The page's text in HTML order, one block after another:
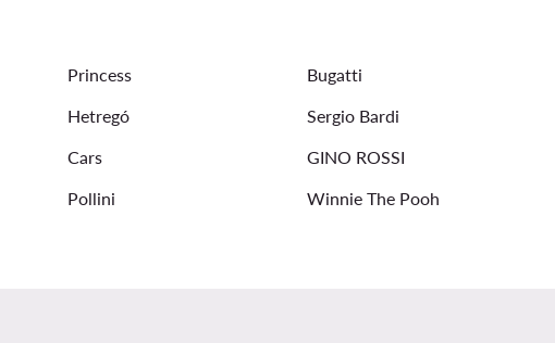
Мъжки Облекло Kappa Мъжки Анцузи - Материал: Памук
Princess
Bugatti
Hetregó
Sergio Bardi
Cars
GINO ROSSI
Pollini Winnie The Pooh